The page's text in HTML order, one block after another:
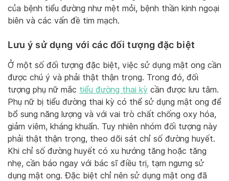
của bệnh tiểu đường như mệt mỏi, bệnh thần kinh ngoại
biên và các vấn đề tim mạch.
Lưu ý sử dụng với các đối tượng đặc biệt
Ở một số đối tượng đặc biệt, việc sử dụng mật ong cần
được chú ý và phải thật thận trọng. Trong đó, đối
tượng phụ nữ mắc tiểu đường thai kỳ cần được lưu tâm.
Phụ nữ bị tiểu đường thai kỳ có thể sử dụng mật ong để
bổ sung năng lượng và với vai trò chất chống oxy hóa,
giảm viêm, kháng khuẩn. Tuy nhiên nhóm đối tượng này
phải thật thận trọng, theo dõi sát chỉ số đường huyết.
Khi chỉ số đường huyết có xu hướng tăng hoặc tăng
nhẹ, cần báo ngay với bác sĩ điều trị, tạm ngưng sử
dụng mật ong. Đặc biệt chỉ nên sử dụng mật ong đã